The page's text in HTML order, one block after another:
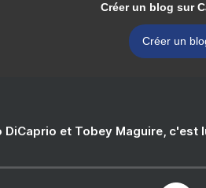
Créer un blog sur
Créer un
DiCaprio et Tobey Maguire, c'est